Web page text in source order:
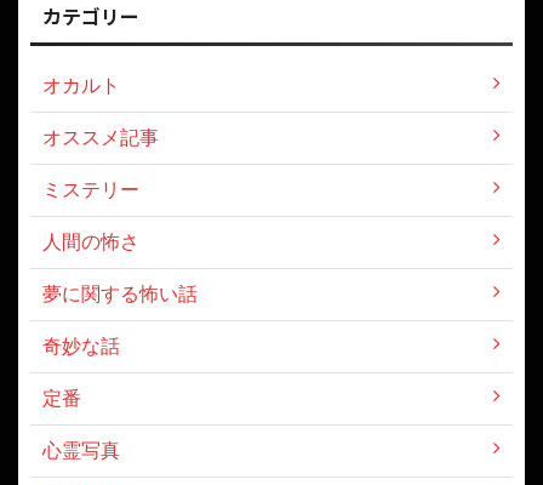
カテゴリー
オカルト
オススメ記事
ミステリー
人間の怖さ
夢に関する怖い話
奇妙な話
定番
心霊写真